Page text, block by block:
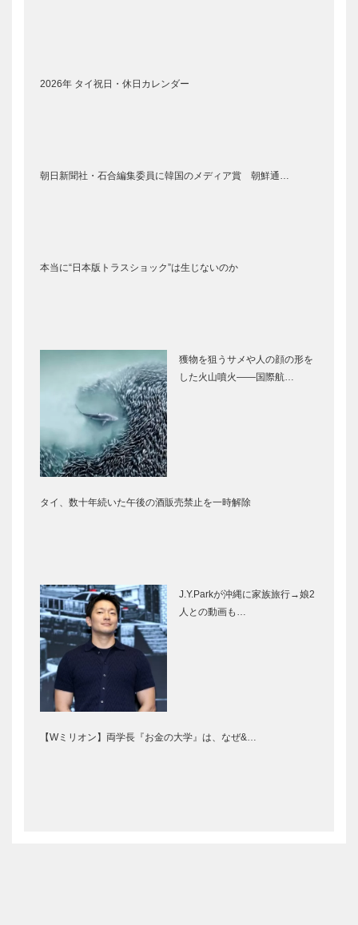
2026年 タイ祝日・休日カレンダー
朝日新聞社・石合編集委員に韓国のメディア賞 朝鮮通…
本当に“日本版トラスショック”は生じないのか
獲物を狙うサメや人の顔の形を
した火山噴火――国際航…
タイ、数十年続いた午後の酒販売禁止を一時解除
J.Y.Parkが沖縄に家族旅行→娘2
人との動画も…
【Wミリオン】両学長『お金の大学』は、なぜ&…